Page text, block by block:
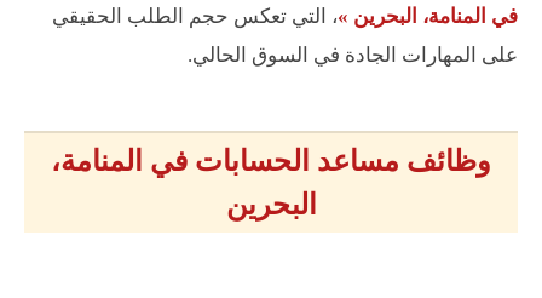
في المنامة، البحرين »، التي تعكس حجم الطلب الحقيقي
على المهارات الجادة في السوق الحالي.
وظائف مساعد الحسابات في المنامة،
البحرين